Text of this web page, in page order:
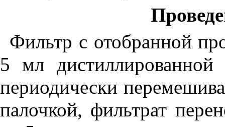
Фильтр с отобранной
5 мл
периодически
палочкой, фильтрат